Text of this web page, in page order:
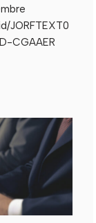
JORFTEXT0
CGAAER